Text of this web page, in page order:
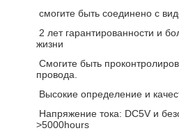
смогите быть соединено с
2 лет гарантированности и
жизни
Смогите быть
провода.
Высокие определение и
Напряжение тока: DC5V и
>5000hours